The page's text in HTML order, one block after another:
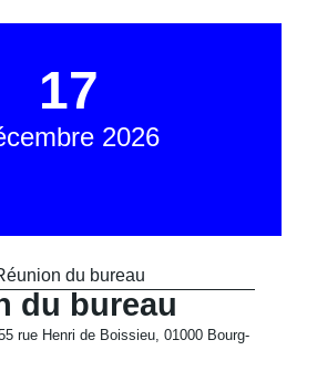
17
2026
du bureau
du bureau
rue Henri de Boissieu, 01000 Bourg-